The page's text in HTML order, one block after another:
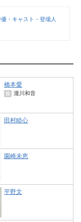
・キャスト・登場人
橋本愛
役 瀧川和音
田村睦心
園崎未恵
平野文